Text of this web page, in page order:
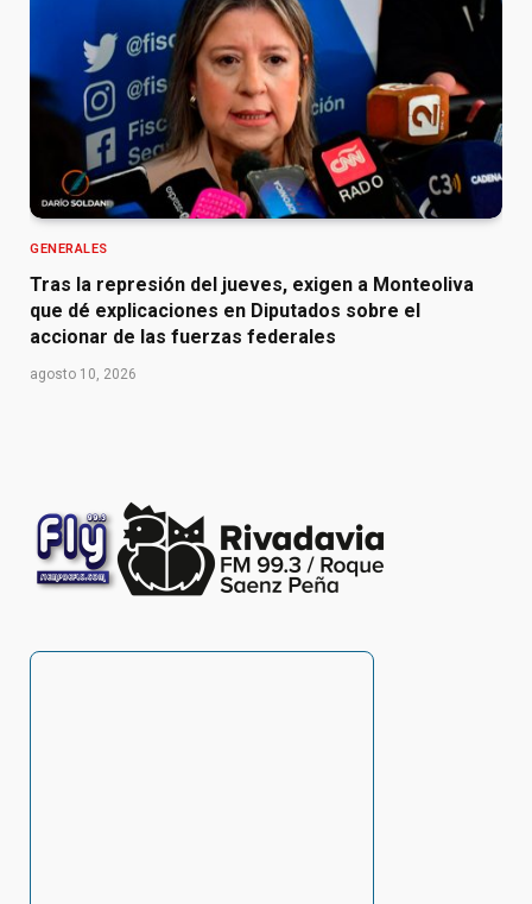
GENERALES
Tras la represión del jueves, exigen a Monteoliva
que dé explicaciones en Diputados sobre el
accionar de las fuerzas federales
agosto 10, 2026